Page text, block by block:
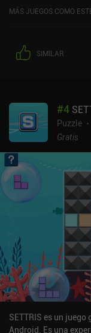
MÁS JUEGOS COMO
SIMILAR
#4
Puzzle
Gratis
SETTRIS es un
Android. Es una